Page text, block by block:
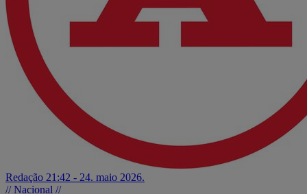
Redação 21:42 - 24. maio 2026.
// Nacional //